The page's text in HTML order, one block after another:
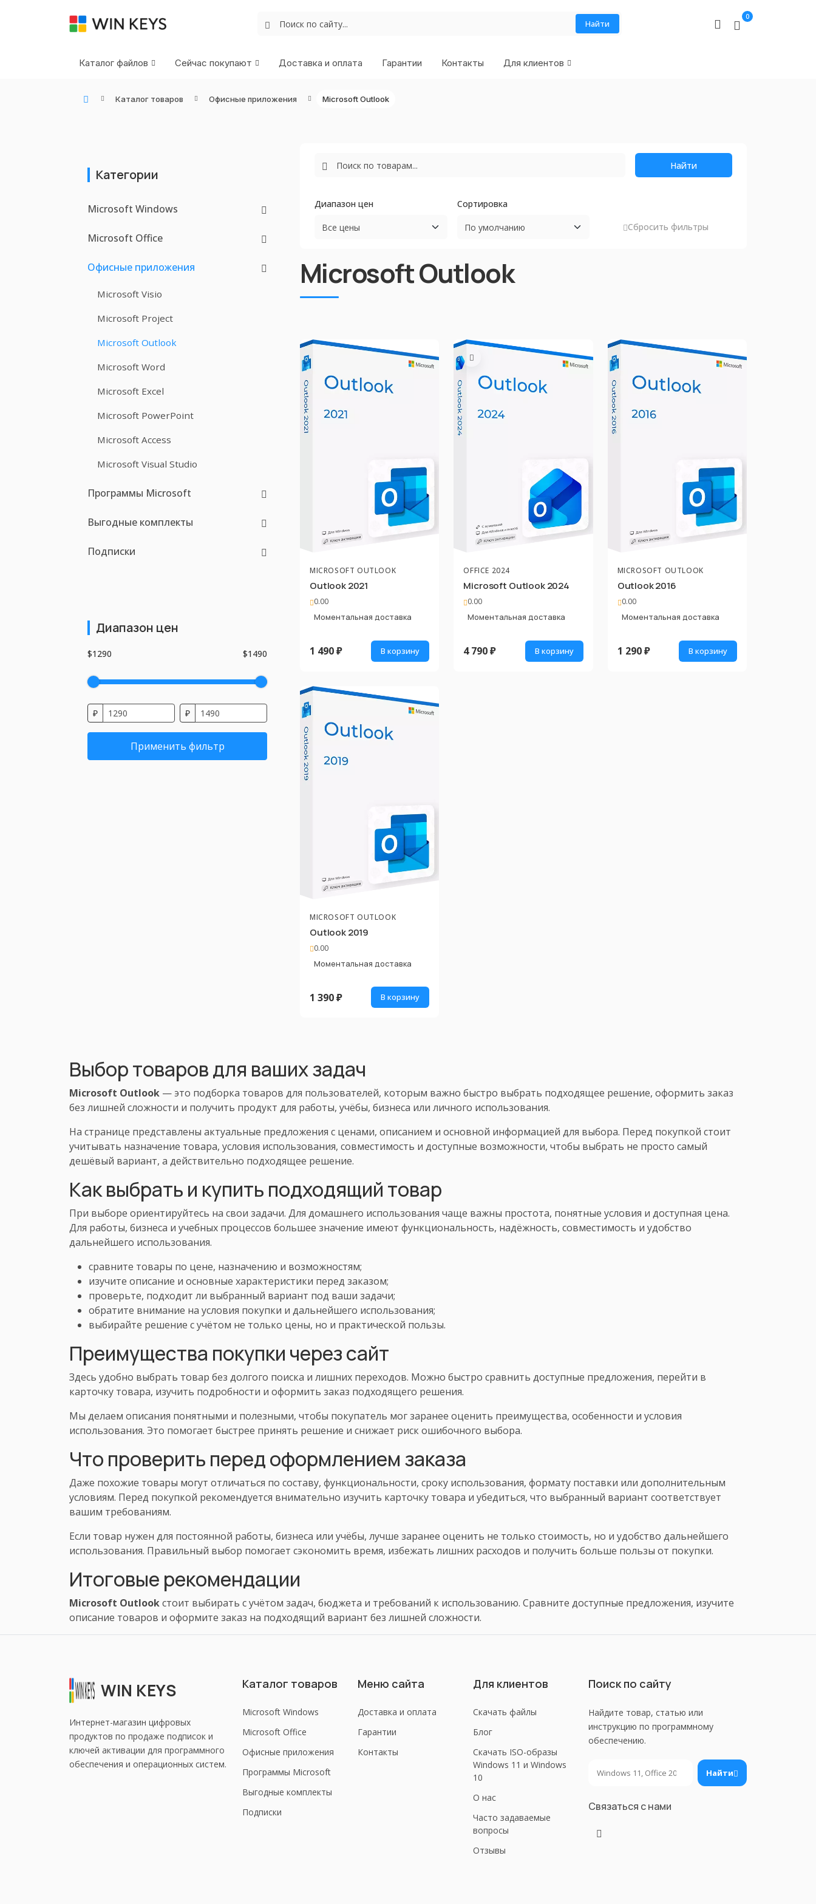
Найти
0
Каталог файлов Сейчас покупают Доставка и оплата Гарантии Контакты Для клиентов
Каталог товаров Офисные приложения Microsoft Outlook
Категории
Microsoft Windows
Microsoft Office
Офисные приложения
Microsoft Visio
Microsoft Project
Microsoft Outlook
Microsoft Word
Microsoft Excel
Microsoft PowerPoint
Microsoft Access
Microsoft Visual Studio
Программы Microsoft
Выгодные комплекты
Подписки
Диапазон цен
$1290 $1490
₽ ₽
Применить фильтр
Найти
Диапазон цен
Сортировка
Сбросить фильтры
Microsoft Outlook
MICROSOFT OUTLOOK
Outlook 2021
0.00
Моментальная доставка
1 490 ₽ В корзину
OFFICE 2024
Microsoft Outlook 2024
0.00
Моментальная доставка
4 790 ₽ В корзину
MICROSOFT OUTLOOK
Outlook 2016
0.00
Моментальная доставка
1 290 ₽ В корзину
MICROSOFT OUTLOOK
Outlook 2019
0.00
Моментальная доставка
1 390 ₽ В корзину
Выбор товаров для ваших задач
Microsoft Outlook — это подборка товаров для пользователей, которым важно быстро выбрать подходящее решение, оформить заказ
без лишней сложности и получить продукт для работы, учёбы, бизнеса или личного использования.
На странице представлены актуальные предложения с ценами, описанием и основной информацией для выбора. Перед покупкой стоит
учитывать назначение товара, условия использования, совместимость и доступные возможности, чтобы выбрать не просто самый
дешёвый вариант, а действительно подходящее решение.
Как выбрать и купить подходящий товар
При выборе ориентируйтесь на свои задачи. Для домашнего использования чаще важны простота, понятные условия и доступная цена.
Для работы, бизнеса и учебных процессов большее значение имеют функциональность, надёжность, совместимость и удобство
дальнейшего использования.
сравните товары по цене, назначению и возможностям;
изучите описание и основные характеристики перед заказом;
проверьте, подходит ли выбранный вариант под ваши задачи;
обратите внимание на условия покупки и дальнейшего использования;
выбирайте решение с учётом не только цены, но и практической пользы.
Преимущества покупки через сайт
Здесь удобно выбрать товар без долгого поиска и лишних переходов. Можно быстро сравнить доступные предложения, перейти в
карточку товара, изучить подробности и оформить заказ подходящего решения.
Мы делаем описания понятными и полезными, чтобы покупатель мог заранее оценить преимущества, особенности и условия
использования. Это помогает быстрее принять решение и снижает риск ошибочного выбора.
Что проверить перед оформлением заказа
Даже похожие товары могут отличаться по составу, функциональности, сроку использования, формату поставки или дополнительным
условиям. Перед покупкой рекомендуется внимательно изучить карточку товара и убедиться, что выбранный вариант соответствует
вашим требованиям.
Если товар нужен для постоянной работы, бизнеса или учёбы, лучше заранее оценить не только стоимость, но и удобство дальнейшего
использования. Правильный выбор помогает сэкономить время, избежать лишних расходов и получить больше пользы от покупки.
Итоговые рекомендации
Microsoft Outlookстоит выбирать с учётом задач, бюджета и требований к использованию. Сравните доступные предложения, изучите
описание товаров и оформите заказ на подходящий вариант без лишней сложности.
WIN KEYS
Интернет-магазин цифровых
продуктов по продаже подписок и
ключей активации для программного
обеспечения и операционных систем.
Каталог товаров
Microsoft Windows
Microsoft Office
Офисные приложения
Программы Microsoft
Выгодные комплекты
Подписки
Меню сайта
Доставка и оплата
Гарантии
Контакты
Для клиентов
Скачать файлы
Блог
Скачать ISO-образы
Windows 11 и Windows
10
О нас
Часто задаваемые
вопросы
Отзывы
Поиск по сайту
Найдите товар, статью или
инструкцию по программному
обеспечению.
Найти
Связаться с нами